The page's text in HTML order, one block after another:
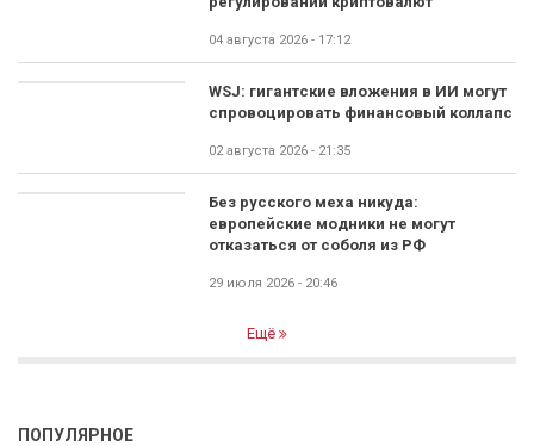
04 августа 2026 - 17:12
WSJ: гигантские вложения в ИИ могут
спровоцировать финансовый коллапс
02 августа 2026 - 21:35
Без русского меха никуда:
европейские модники не могут
отказаться от соболя из РФ
29 июля 2026 - 20:46
Ещё
ПОПУЛЯРНОЕ